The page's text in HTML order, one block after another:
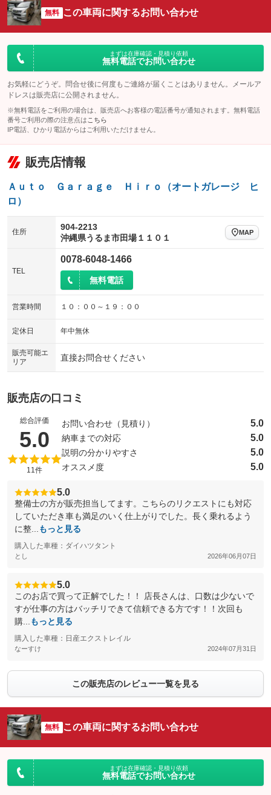
サイドカメラ
：装備なし ルーフレール
：装備なし
エアサスペンション ヘッドライトウォッシャー
無料 この車両に関するお問い合わせ
まずは在庫確認・見積り依頼
無料電話でお問い合わせ
お気軽にどうぞ。問合せ後に何度もご連絡が届くことはありません。メールア
ドレスは販売店に公開されません。
※無料電話をご利用の場合は、販売店へお客様の電話番号が通知されます。無料電話
番号ご利用の際の注意点は こちら
IP電話、ひかり電話からはご利用いただけません。
販売店情報
Ａｕｔｏ Ｇａｒａｇｅ Ｈｉｒｏ（オートガレージ ヒ
ロ）
住所
904-2213
沖縄県うるま市田場１１０１
MAP
TEL
0078-6048-1466
無料電話
営業時間 １０：００～１９：００
定休日 年中無休
販売可能エ
リア
直接お問合せください
販売店の口コミ
総合評価
5.0 （5点満点中）
11件
お問い合わせ（見積り） 5.0
納車までの対応 5.0
説明の分かりやすさ 5.0
オススメ度 5.0
5.0
整備士の方が販売担当してます。こちらのリクエストにも対応
していただき車も満足のいく仕上がりでした。長く乗れるよう
に整...
もっと見る
購入した車種：ダイハツタント
とし 2026年06月07日
5.0
このお店で買って正解でした！！ 店長さんは、口数は少ないで
すが仕事の方はバッチリできて信頼できる方です！！次回も
購...
もっと見る
購入した車種：日産エクストレイル
なーすけ 2024年07月31日
この販売店のレビュー一覧を見る
無料 この車両に関するお問い合わせ
まずは在庫確認・見積り依頼
無料電話でお問い合わせ